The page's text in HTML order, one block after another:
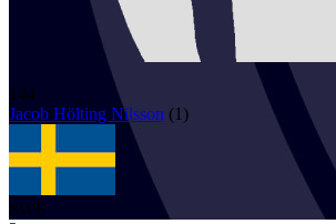
144
Jacob Hölting Nilsson (1 )
SWE